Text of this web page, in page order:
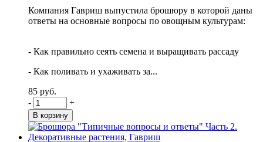
Компания Гавриш выпустила брошюру в которой даны
ответы на основные вопросы по овощным культурам:
- Как правильно сеять семена и выращивать рассаду
- Как поливать и ухаживать за...
85 руб.
-
+